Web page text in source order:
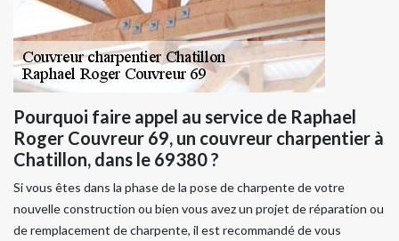
Pourquoi faire appel au service de Raphael
Roger Couvreur 69, un couvreur charpentier à
Chatillon, dans le 69380 ?
Si vous êtes dans la phase de la pose de charpente de votre
nouvelle construction ou bien vous avez un projet de réparation ou
de remplacement de charpente, il est recommandé de vous